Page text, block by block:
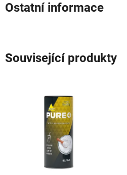
Ostatní informace
Související produkty